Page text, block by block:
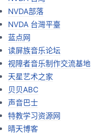
NVDA部落
NVDA 台灣平臺
蓝点网
读屏族音乐论坛
视障者音乐制作交流基地
天星艺术之家
贝贝ABC
声音巴士
特教学习资源网
晴天博客